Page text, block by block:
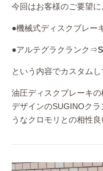
今回はお客様のご要望
●機械式ディスクブレー
●アルテグラクランク⇒
という内容でカスタムし
油圧ディスクブレーキ
デザインのSUGINOク
うなクロモリとの相性良